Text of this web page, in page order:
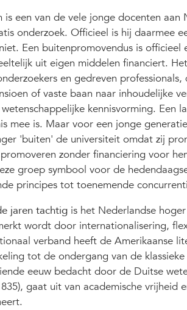
is een van de vele jonge docenten
onderzoek. Officieel is hij daarmee
Een buitenpromovendus is
uit eigen middelen financiert.
en gedreven
of vaste baan naar inhoudelijke
kennisvorming. Een
mee is. Maar voor een jonge
'buiten' de universiteit omdat zij
zonder financiering voor
groep symbool voor de
principes tot toenemende
jaren tachtig is het Nederlandse
wordt door internationalisering,
verband heeft de Amerikaanse
tot de ondergang van de
eeuw bedacht door de Duitse
gaat uit van academische vrijheid